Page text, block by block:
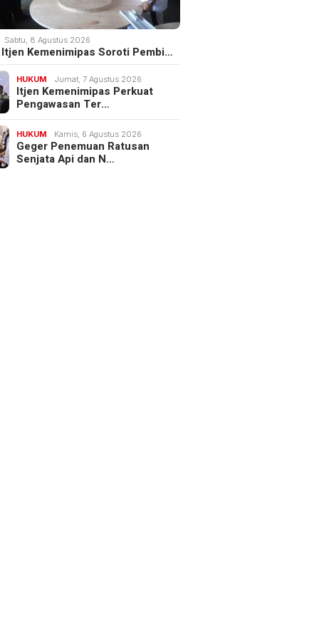
Sabtu, 8 Agustus 2026
Kemenimipas Soroti Pembi…
HUKUM Jumat, 7 Agustus 2026
Itjen Kemenimipas Perkuat
Pengawasan Ter…
HUKUM Kamis, 6 Agustus 2026
Geger Penemuan Ratusan
Senjata Api dan N…